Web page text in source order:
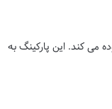
می کند. این پارکینگ به